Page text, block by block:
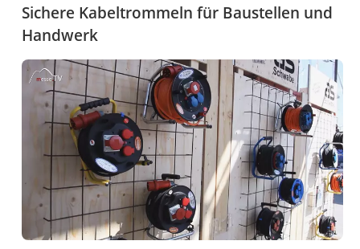
Sichere Kabeltrommeln für Baustellen und
Handwerk